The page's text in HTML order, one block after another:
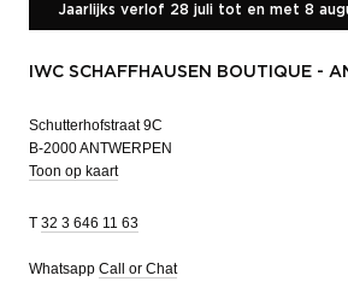
Jaarlijks verlof 28 juli tot en met 8
IWC SCHAFFHAUSEN BOUTIQUE -
Schutterhofstraat 9C
B-2000 ANTWERPEN
Toon op kaart
T 32 3 646 11 63
Whatsapp Call or Chat